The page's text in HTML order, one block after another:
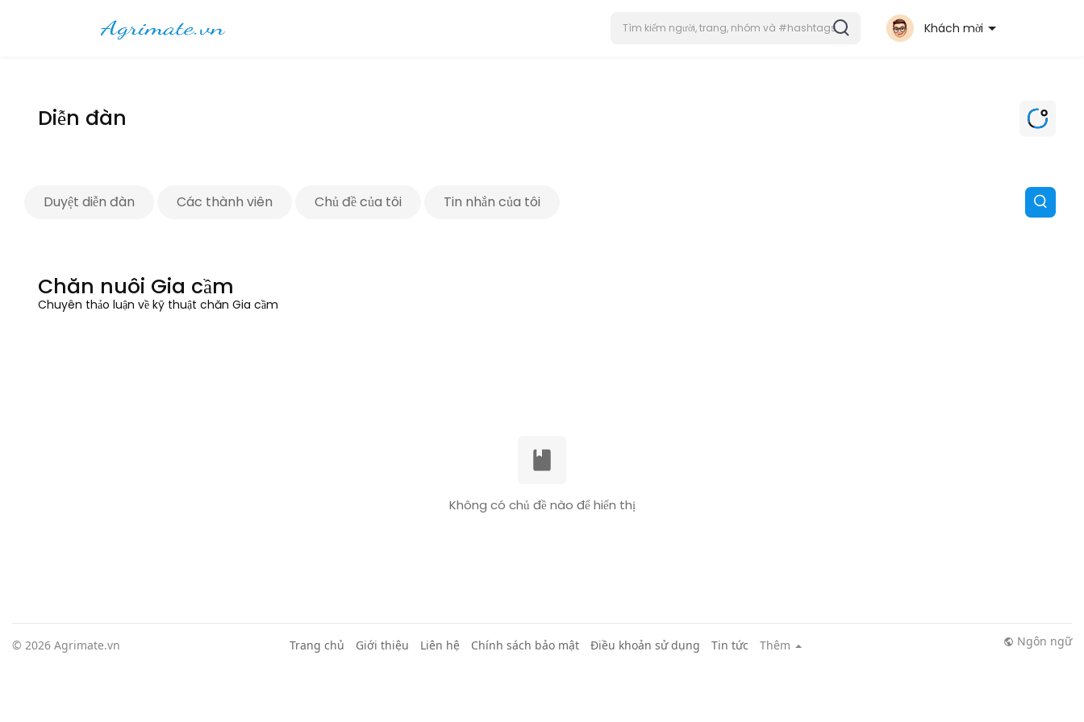
Khách mời
Diễn đàn
Duyệt diễn đàn Các thành viên Chủ đề của tôi Tin nhắn của tôi
Chăn nuôi Gia cầm
Chuyên thảo luận về kỹ thuật chăn Gia cầm
Không có chủ đề nào để hiển thị
© 2026 Agrimate.vn Trang chủ Giới thiệu Liên hệ Chính sách bảo mật Điều khoản sử dụng Tin tức Thêm Ngôn ngữ